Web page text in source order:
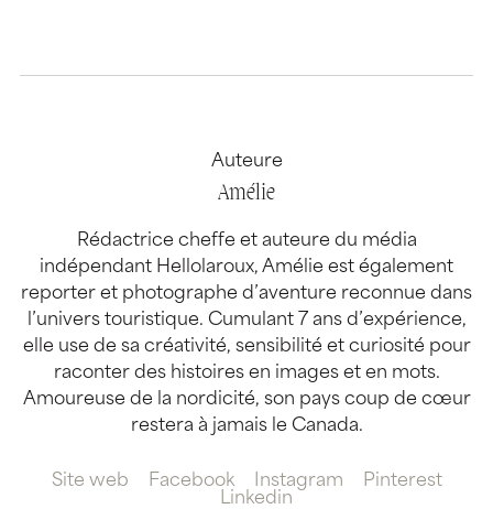
Auteure
Amélie
Rédactrice cheffe et auteure du média
indépendant Hellolaroux, Amélie est également
reporter et photographe d’aventure reconnue dans
l’univers touristique. Cumulant 7 ans d’expérience,
elle use de sa créativité, sensibilité et curiosité pour
raconter des histoires en images et en mots.
Amoureuse de la nordicité, son pays coup de cœur
restera à jamais le Canada.
Site web Facebook Instagram
Pinterest
Linkedin